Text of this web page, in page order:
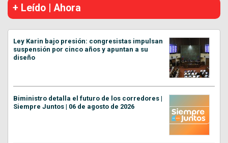
+ Leído | Ahora
Ley Karin bajo presión: congresistas impulsan
suspensión por cinco años y apuntan a su
diseño
Biministro detalla el futuro de los corredores |
Siempre Juntos | 06 de agosto de 2026